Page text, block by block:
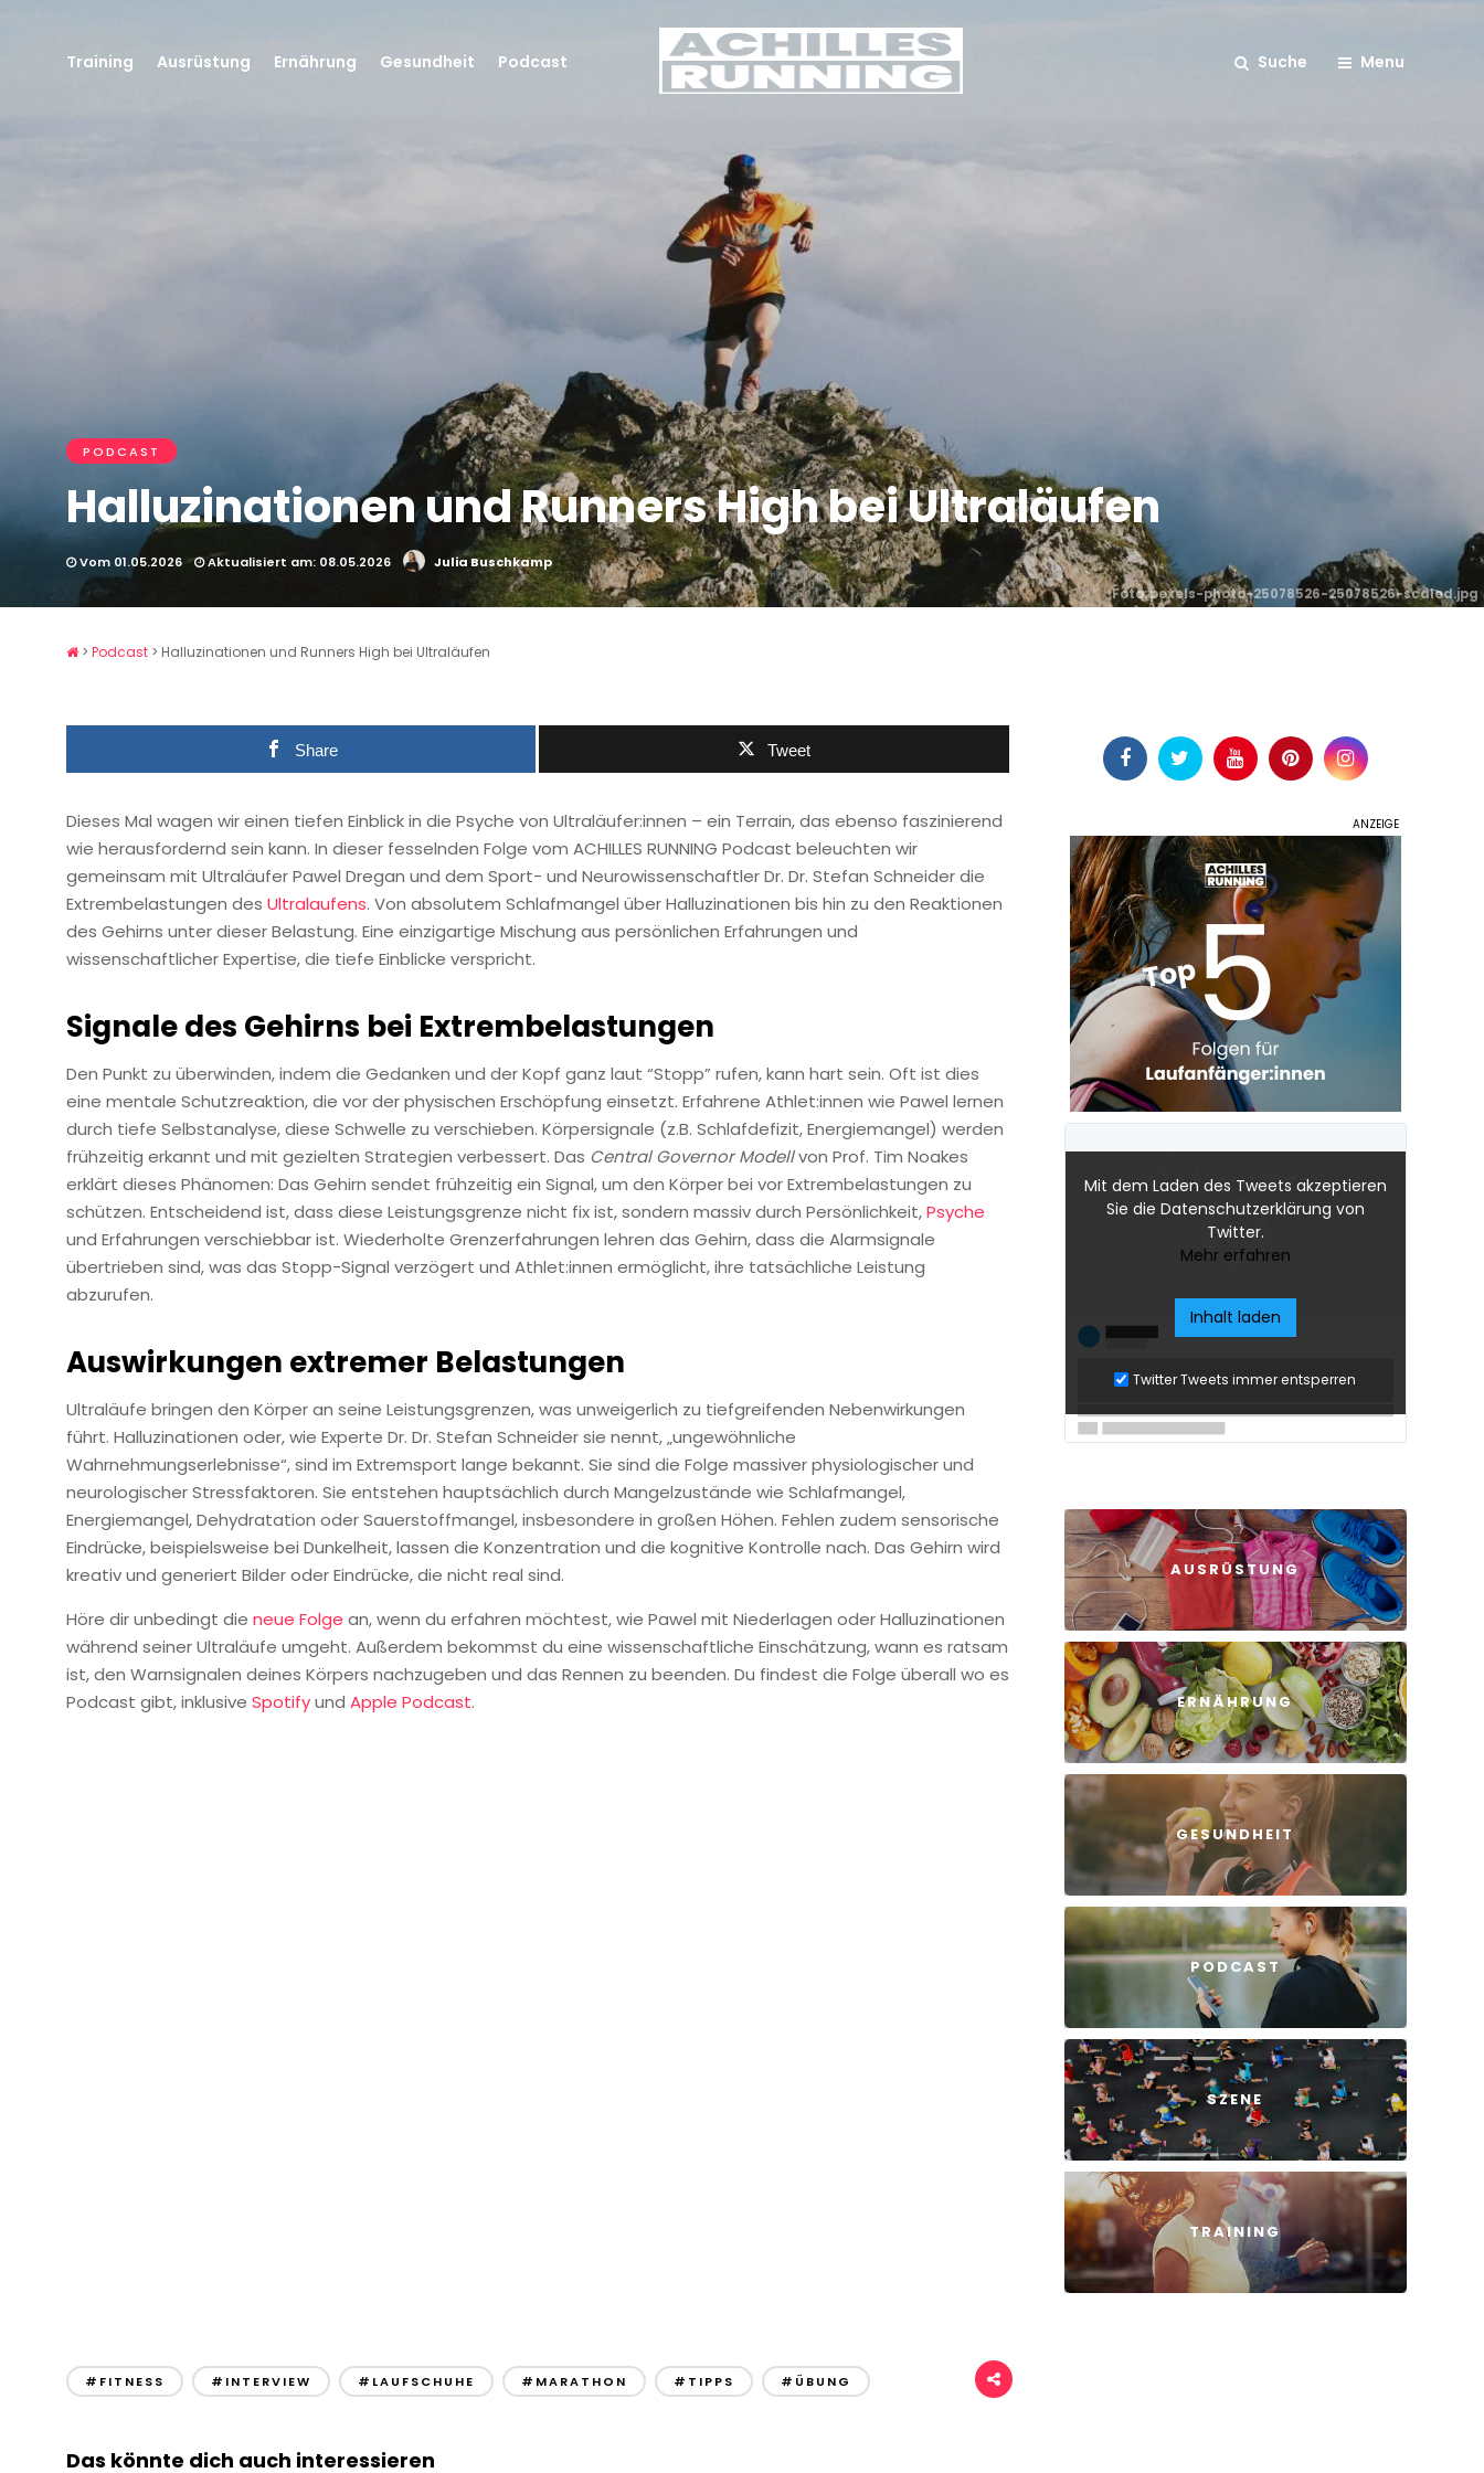
Training Ausrüstung Ernährung Gesundheit Podcast Suche Menu
PODCAST
Halluzinationen und Runners High bei Ultraläufen
Vom 01.05.2026 Aktualisiert am: 08.05.2026
Julia Buschkamp
Foto: pexels-photo-25078526-25078526-scaled.jpg
> Podcast > Halluzinationen und Runners High bei Ultraläufen
Share Tweet
Dieses Mal wagen wir einen tiefen Einblick in die Psyche von Ultraläufer:innen – ein Terrain, das ebenso faszinierend
wie herausfordernd sein kann. In dieser fesselnden Folge vom ACHILLES RUNNING Podcast beleuchten wir
gemeinsam mit Ultraläufer Pawel Dregan und dem Sport- und Neurowissenschaftler Dr. Dr. Stefan Schneider die
Extrembelastungen des Ultralaufens. Von absolutem Schlafmangel über Halluzinationen bis hin zu den Reaktionen
des Gehirns unter dieser Belastung. Eine einzigartige Mischung aus persönlichen Erfahrungen und
wissenschaftlicher Expertise, die tiefe Einblicke verspricht.
Signale des Gehirns bei Extrembelastungen
Den Punkt zu überwinden, indem die Gedanken und der Kopf ganz laut “Stopp” rufen, kann hart sein. Oft ist dies
eine mentale Schutzreaktion, die vor der physischen Erschöpfung einsetzt. Erfahrene Athlet:innen wie Pawel lernen
durch tiefe Selbstanalyse, diese Schwelle zu verschieben. Körpersignale (z.B. Schlafdefizit, Energiemangel) werden
frühzeitig erkannt und mit gezielten Strategien verbessert. Das Central Governor Modellvon Prof. Tim Noakes
erklärt dieses Phänomen: Das Gehirn sendet frühzeitig ein Signal, um den Körper bei vor Extrembelastungen zu
schützen. Entscheidend ist, dass diese Leistungsgrenze nicht fix ist, sondern massiv durch Persönlichkeit,Psyche
und Erfahrungen verschiebbar ist. Wiederholte Grenzerfahrungen lehren das Gehirn, dass die Alarmsignale
übertrieben sind, was das Stopp-Signal verzögert und Athlet:innen ermöglicht, ihre tatsächliche Leistung
abzurufen.
Auswirkungen extremer Belastungen
Ultraläufe bringen den Körper an seine Leistungsgrenzen, was unweigerlich zu tiefgreifenden Nebenwirkungen
führt. Halluzinationen oder, wie Experte Dr. Dr. Stefan Schneider sie nennt, „ungewöhnliche
Wahrnehmungserlebnisse“, sind im Extremsport lange bekannt. Sie sind die Folge massiver physiologischer und
neurologischer Stressfaktoren. Sie entstehen hauptsächlich durch Mangelzustände wie Schlafmangel,
Energiemangel, Dehydratation oder Sauerstoffmangel, insbesondere in großen Höhen. Fehlen zudem sensorische
Eindrücke, beispielsweise bei Dunkelheit, lassen die Konzentration und die kognitive Kontrolle nach. Das Gehirn wird
kreativ und generiert Bilder oder Eindrücke, die nicht real sind.
Höre dir unbedingt die neue Folge an, wenn du erfahren möchtest, wie Pawel mit Niederlagen oder Halluzinationen
während seiner Ultraläufe umgeht. Außerdem bekommst du eine wissenschaftliche Einschätzung, wann es ratsam
ist, den Warnsignalen deines Körpers nachzugeben und das Rennen zu beenden. Du findest die Folge überall wo es
Podcast gibt, inklusive Spotifyund Apple Podcast.
#FITNESS #INTERVIEW #LAUFSCHUHE #MARATHON #TIPPS #ÜBUNG
Das könnte dich auch interessieren
Mit dem Laden des Tweets akzeptieren
Sie die Datenschutzerklärung von
Twitter.
Mehr erfahren
Inhalt laden
Twitter Tweets immer entsperren
AUSRÜSTUNG
ERNÄHRUNG
GESUNDHEIT
PODCAST
SZENE
TRAINING